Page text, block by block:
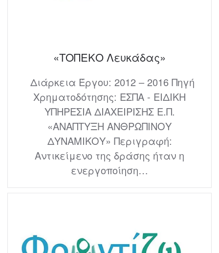
«ΤΟΠΕΚΟ Λευκάδας»
Διάρκεια Έργου: 2012 – 2016 Πηγή
Χρηματοδότησης: ΕΣΠΑ - ΕΙΔΙΚΗ
ΥΠΗΡΕΣΙΑ ΔΙΑΧΕΙΡΙΣΗΣ Ε.Π.
«ΑΝΑΠΤΥΞΗ ΑΝΘΡΩΠΙΝΟΥ
ΔΥΝΑΜΙΚΟΥ» Περιγραφή:
Αντικείμενο της δράσης ήταν η
ενεργοποίηση…